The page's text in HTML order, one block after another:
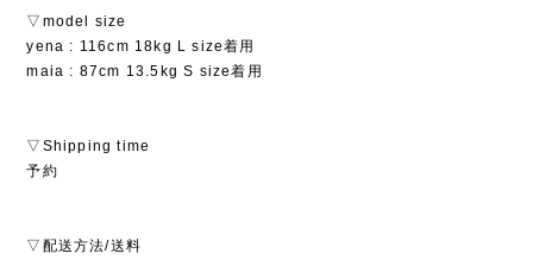
▽model size
yena : 116cm 18kg L size着用
maia : 87cm 13.5kg S size着用
▽Shipping time
予約
▽配送方法/送料